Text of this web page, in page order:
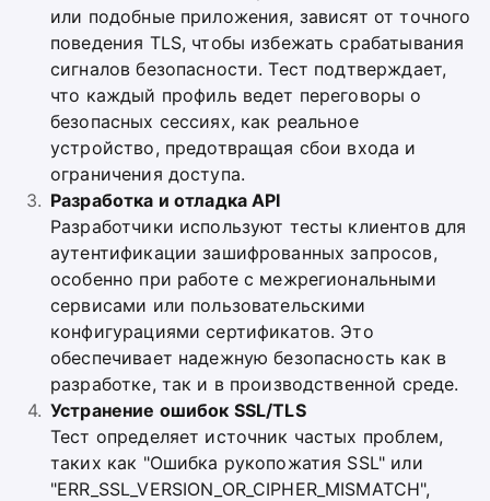
или подобные приложения, зависят от точного
поведения TLS, чтобы избежать срабатывания
сигналов безопасности. Тест подтверждает,
что каждый профиль ведет переговоры о
безопасных сессиях, как реальное
устройство, предотвращая сбои входа и
ограничения доступа.
Разработка и отладка API
Разработчики используют тесты клиентов для
аутентификации зашифрованных запросов,
особенно при работе с межрегиональными
сервисами или пользовательскими
конфигурациями сертификатов. Это
обеспечивает надежную безопасность как в
разработке, так и в производственной среде.
Устранение ошибок SSL/TLS
Тест определяет источник частых проблем,
таких как "Ошибка рукопожатия SSL" или
"ERR_SSL_VERSION_OR_CIPHER_MISMATCH",